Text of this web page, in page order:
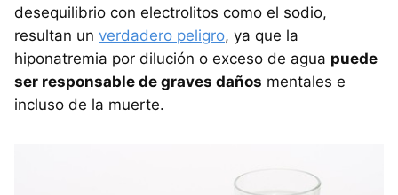
desequilibrio con electrolitos como el sodio,
resultan un verdadero peligro, ya que la
hiponatremia por dilución o exceso de agua puede
ser responsable de graves daños mentales e
incluso de la muerte.